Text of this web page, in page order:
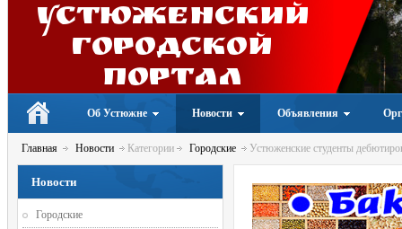
Устюженский
Городской
портал
Об Устюжне Новости Объявления
Главная Новости Категории Городские Устюженские студенты
Новости
Городские